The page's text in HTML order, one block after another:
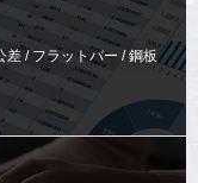
差 / フラットバー / 鋼板